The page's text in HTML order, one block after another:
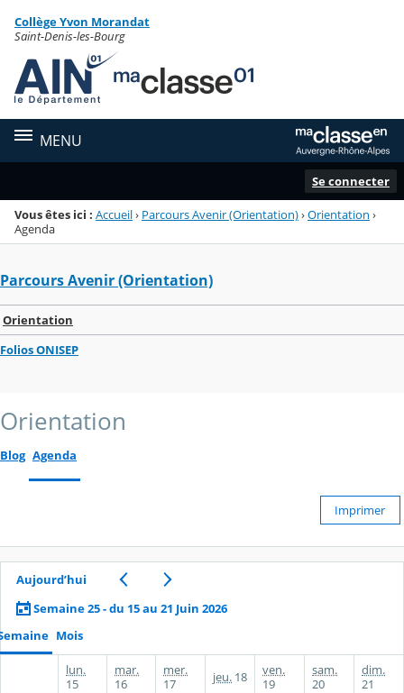
Menu de la rubrique
Contenu
Collège Yvon Morandat
Saint-Denis-les-Bourg
MENU
Se connecter
Vous êtes ici : Accueil› Parcours Avenir (Orientation)›Orientation ›
Agenda
Parcours Avenir (Orientation)
Orientation
Folios ONISEP
Orientation
Blog Agenda
Imprimer
Aujourd’hui
Semaine 25 - du 15 au 21 Juin 2026
Mois
lun.
15
mar.
16
mer.
17
jeu. 18
ven.
19
sam.
20
dim.
21